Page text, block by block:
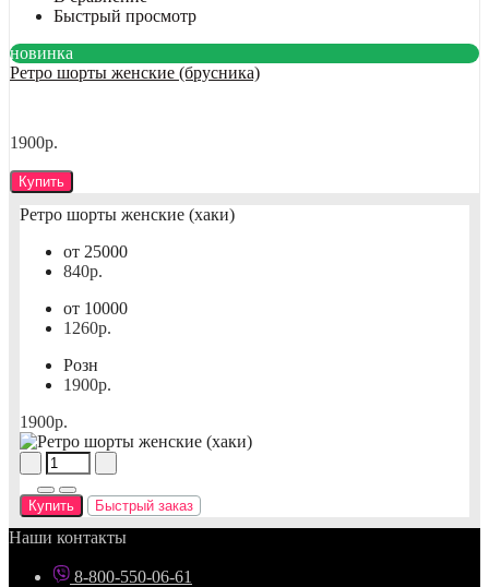
Быстрый просмотр
новинка
Ретро шорты женские (брусника)
1900р.
Купить
Ретро шорты женские (хаки)
от 25000
840р.
от 10000
1260р.
Розн
1900р.
1900р.
Купить Быстрый заказ
Наши контакты
8-800-550-06-61